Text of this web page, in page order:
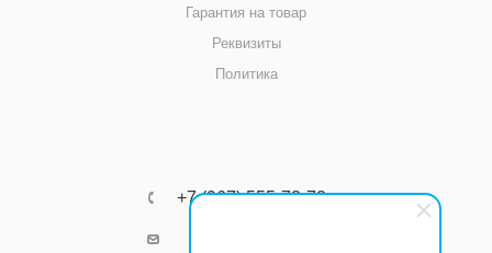
Гарантия на товар
Реквизиты
Политика
+7 (967) 555-73-72